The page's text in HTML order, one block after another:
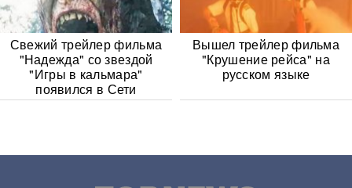
Свежий трейлер фильма
"Надежда" со звездой
"Игры в кальмара"
появился в Сети
Вышел трейлер фильма
"Крушение рейса" на
русском языке